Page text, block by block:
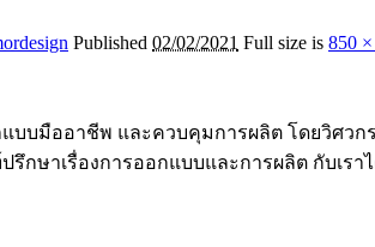
Published 02/02/2021 Full size is 850
บมืออาชีพ และควบคุมการผลิต โดยวิศว
เรื่องการออกแบบและการผลิต กับเราได้สน